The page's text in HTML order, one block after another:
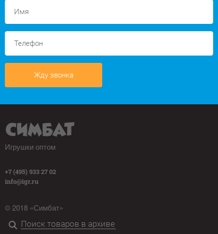
Жду звонка
Игрушки оптом
+7 (495) 933 27 02
info@igr.ru
© 2018 «Симбат»